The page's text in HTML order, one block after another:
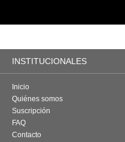
INSTITUCIONALES
Inicio
Quiénes somos
Suscripción
FAQ
Contacto